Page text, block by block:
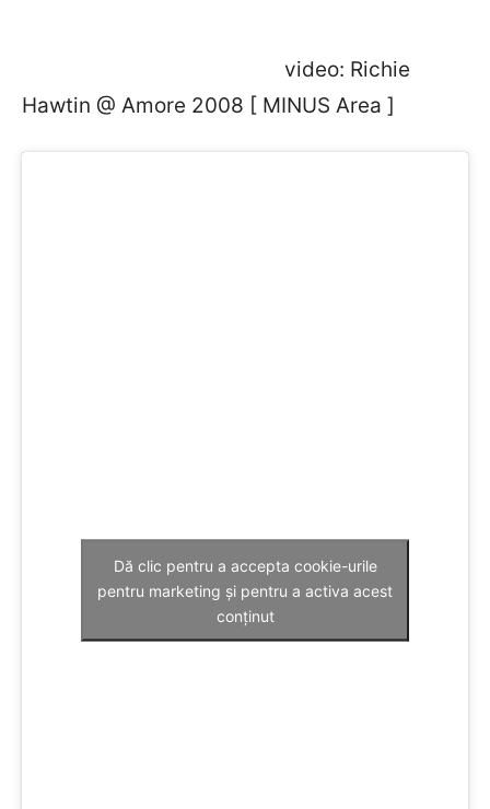
video: Richie
Hawtin @ Amore 2008 [ MINUS Area ]
Dă clic pentru a accepta cookie-urile
pentru marketing și pentru a activa acest
conținut